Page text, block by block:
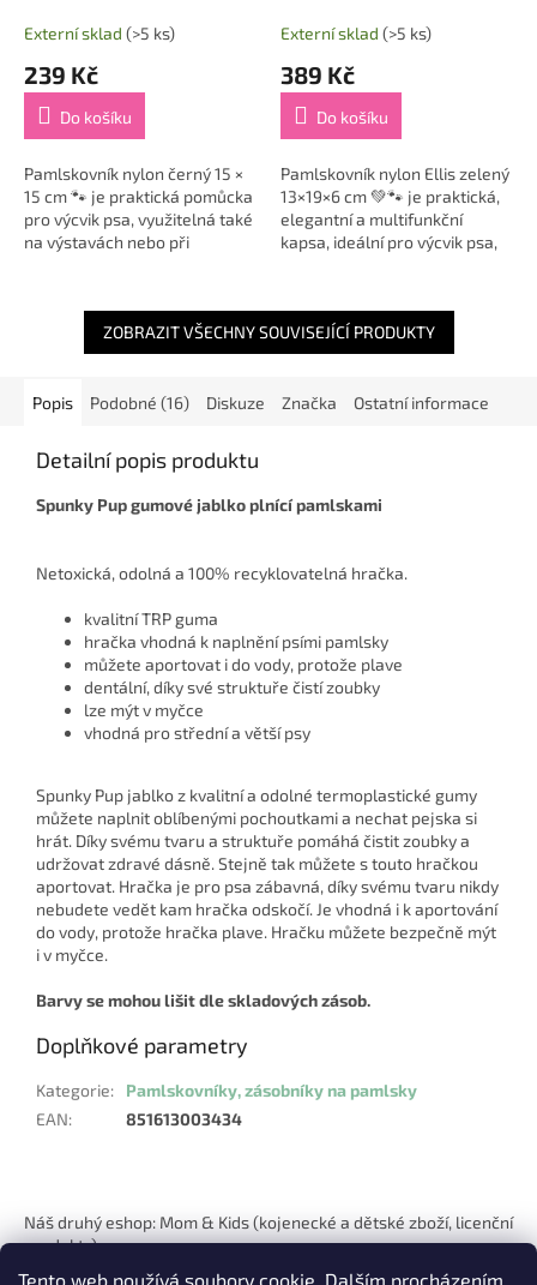
Tento web používá soubory cookie. Dalším procházením
Externí sklad (>5 ks)
239 Kč
Do košíku
Pamlskovník nylon černý 15 ×
15 cm 🐾 je praktická pomůcka
pro výcvik psa, využitelná také
na výstavách nebo při
odměny a...
Externí sklad (>5 ks)
389 Kč
Do košíku
Pamlskovník nylon Ellis zelený
13×19×6 cm 💚🐾 je praktická,
elegantní a multifunkční
kapsa, ideální pro výcvik psa,
odolného a...
ZOBRAZIT VŠECHNY SOUVISEJÍCÍ PRODUKTY
Popis Podobné (16) Diskuze Značka Ostatní informace
Detailní popis produktu
Spunky Pup gumové jablko plnící pamlskami
Netoxická, odolná a 100% recyklovatelná hračka.
kvalitní TRP guma
hračka vhodná k naplnění psími pamlsky
můžete aportovat i do vody, protože plave
dentální, díky své struktuře čistí zoubky
lze mýt v myčce
vhodná pro střední a větší psy
Spunky Pup jablko z kvalitní a odolné termoplastické gumy
můžete naplnit oblíbenými pochoutkami a nechat pejska si
hrát. Díky svému tvaru a struktuře pomáhá čistit zoubky a
udržovat zdravé dásně. Stejně tak můžete s touto hračkou
aportovat. Hračka je pro psa zábavná, díky svému tvaru nikdy
nebudete vedět kam hračka odskočí. Je vhodná i k aportování
do vody, protože hračka plave. Hračku můžete bezpečně mýt
i v myčce.
Barvy se mohou lišit dle skladových zásob.
Doplňkové parametry
Kategorie:
Pamlskovníky, zásobníky na pamlsky
EAN: 851613003434
p
Náš druhý eshop: Mom & Kids (kojenecké a dětské zboží, licenční
produkty)